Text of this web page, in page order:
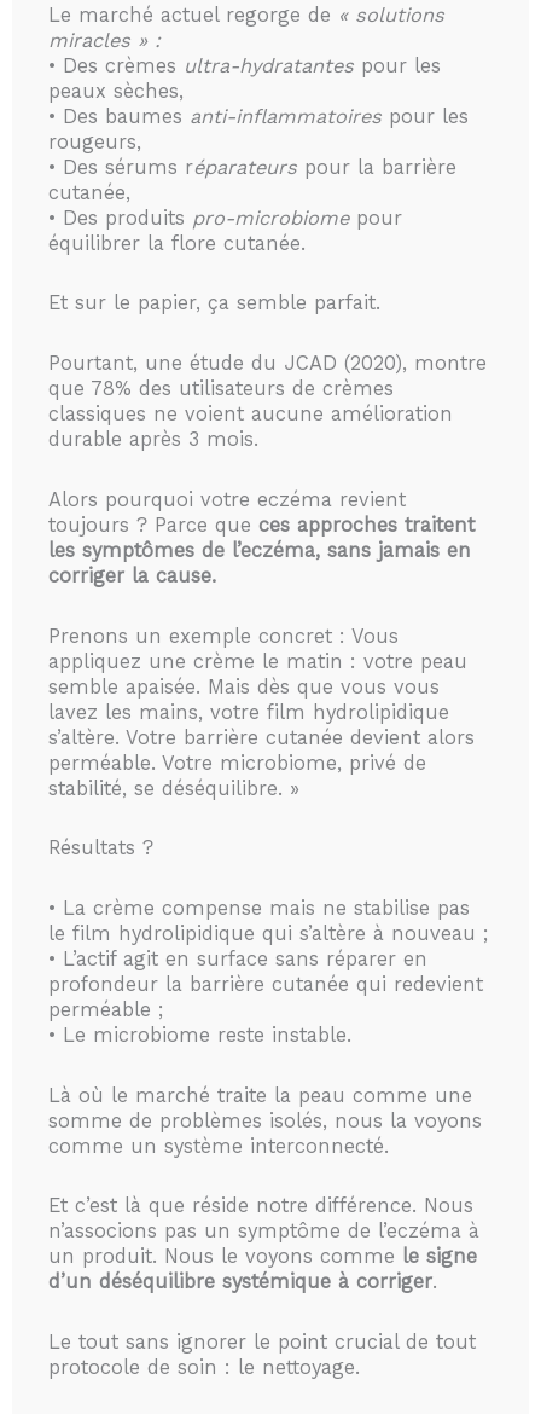
Le marché actuel regorge de « solutions
miracles » :
• Des crèmes ultra-hydratantes pour les
peaux sèches,
• Des baumes anti-inflammatoires pour les
rougeurs,
• Des sérums réparateurs pour la barrière
cutanée,
• Des produits pro-microbiomepour
équilibrer la flore cutanée.
Et sur le papier, ça semble parfait.
Pourtant, une étude du JCAD (2020), montre
que 78% des utilisateurs de crèmes
classiques ne voient aucune amélioration
durable après 3 mois.
Alors pourquoi votre eczéma revient
toujours ? Parce que ces approches traitent
les symptômes de l’eczéma, sans jamais en
corriger la cause.
Prenons un exemple concret : Vous
appliquez une crème le matin : votre peau
semble apaisée. Mais dès que vous vous
lavez les mains, votre film hydrolipidique
s’altère. Votre barrière cutanée devient alors
perméable. Votre microbiome, privé de
stabilité, se déséquilibre. »
Résultats ?
• La crème compense mais ne stabilise pas
le film hydrolipidique qui s’altère à nouveau ;
• L’actif agit en surface sans réparer en
profondeur la barrière cutanée qui redevient
perméable ;
• Le microbiome reste instable.
Là où le marché traite la peau comme une
somme de problèmes isolés, nous la voyons
comme un système interconnecté.
Et c’est là que réside notre différence. Nous
n’associons pas un symptôme de l’eczéma à
un produit. Nous le voyons comme le signe
d’un déséquilibre systémique à corriger.
Le tout sans ignorer le point crucial de tout
protocole de soin : le nettoyage.